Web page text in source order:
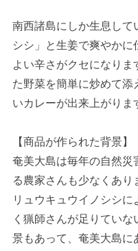
南西諸島にしか生息して
シシ」と生姜で爽やか
よい辛さがクセになりま
た野菜を簡単に炒めて添
いカレーが出来上がりま
【商品が作られた背景】
奄美大島は毎年の自然災
る農家さんも少なくあり
リュウキュウイノシシ
く猟師さんが足りてい
景もあって、奄美大島に